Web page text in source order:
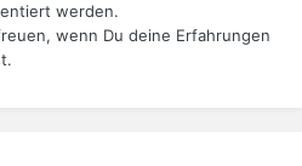
werden.
wenn Du deine Erfahrungen